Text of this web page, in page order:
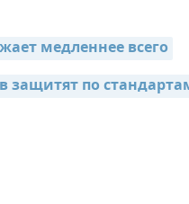
медленнее всего
защитят по